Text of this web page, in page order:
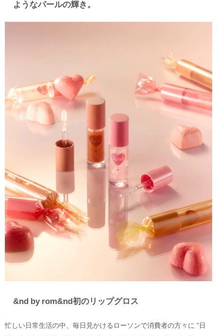
ようなパールの輝き。
&nd by rom&nd初のリップグロス
忙しい日常生活の中、毎日見かけるローソンで消費者の方々に ”日